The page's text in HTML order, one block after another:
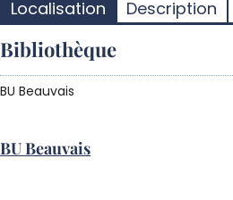
Localisation Description
Bibliothèque
BU Beauvais
BU Beauvais